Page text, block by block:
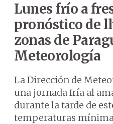
Lunes frío a
pronóstico de
zonas de
Meteorología
La Dirección de
una jornada fría al
durante la tarde de
temperaturas